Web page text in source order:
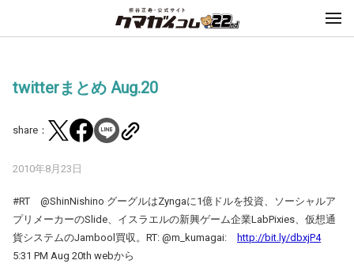
twitterまとめ Aug.20
share：
2010年8月23日
#RT @ShinNishino グーグルはZyngaに1億ドルを投資、ソーシャルア
プリメーカーのSlide、イスラエルの新興ゲーム企業LabPixies、仮想通
貨システムのJambool買収。RT: @m_kumagai:
http://bit.ly/dbxjP4
5:31 PM Aug 20th webから